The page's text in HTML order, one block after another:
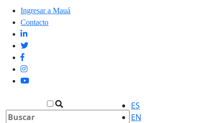
Ingresar a Mauá
Contacto
ES
EN